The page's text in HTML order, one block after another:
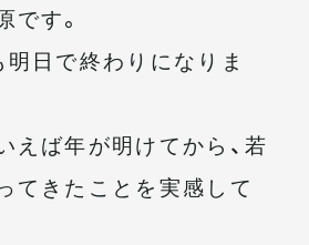
談
す。
日で終わりになりま
えば年が明けてから、若
てきたことを実感して